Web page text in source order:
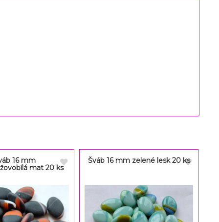
16 mm
mat 20 ks
Šváb 16 mm zelené lesk 20 ks